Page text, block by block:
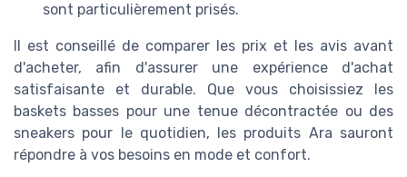
sont particulièrement prisés.
Il est conseillé de comparer les prix et les avis avant
d'acheter, afin d'assurer une expérience d'achat
satisfaisante et durable. Que vous choisissiez les
baskets basses pour une tenue décontractée ou des
sneakers pour le quotidien, les produits Ara sauront
répondre à vos besoins en mode et confort.